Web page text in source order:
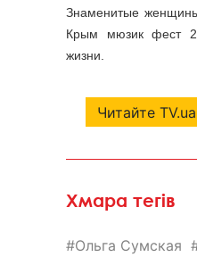
Знаменитые
Крым мюзик фест
жизни.
Читайте
Хмара тегів
Ольга Сумская